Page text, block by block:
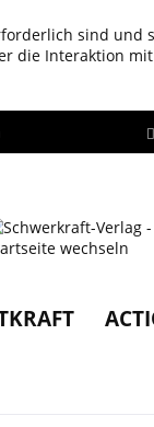
sind und
die Interaktion